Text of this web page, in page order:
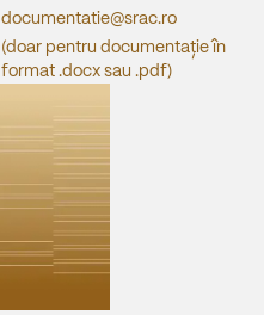
documentatie@srac.ro
(doar pentru documentație în
format .docx sau .pdf)